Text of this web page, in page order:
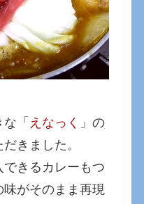
「 えなっく 」の
だきました。
できるカレーもつ
がそのまま再現